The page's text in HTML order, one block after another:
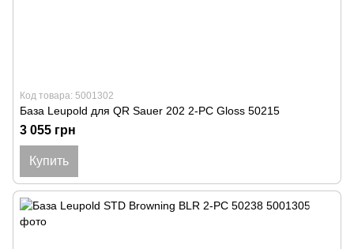
Код товара: 5001302
База Leupold для QR Sauer 202 2-PC Gloss 50215
3 055 грн
Купить